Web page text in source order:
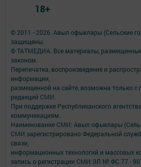
© 2011 - 2026. Авыл офыклары (Сельские
защищены.
© ТАТМЕДИА. Все материалы,
законом.
Перепечатка, воспроизведение и
информации,
размещенной на сайте, возможна только с
редакций СМИ.
При поддержке Республиканского
коммуникациям.
Наименование СМИ: Авыл офыклары
СМИ зарегистрировано Федеральной
связи,
информационных технологий и массовых
запись о регистрации СМИ ЭЛ № ФС 77 -
18+